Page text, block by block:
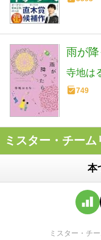
雨が
寺地は
749
ミスター・チー
本
ミスター・チ